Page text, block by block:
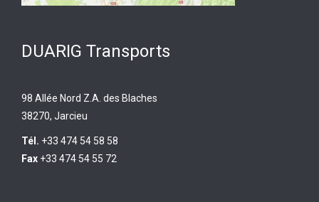
DUARIG Transports
98 Allée Nord Z.A. des Blaches
38270, Jarcieu
Tél. +33 474 54 58 58
Fax +33 474 54 55 72